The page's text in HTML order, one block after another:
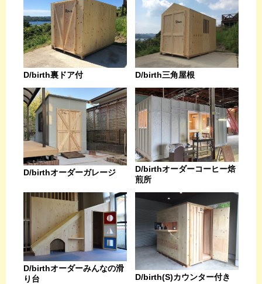
D/birth裏ドア付 D/birth三角屋根
D/birthオーダーガレージ
D/birthオーダーコーヒー焙
煎所
D/birthオーダーみんなの滑
り台
D/birth(S)カウンター付き